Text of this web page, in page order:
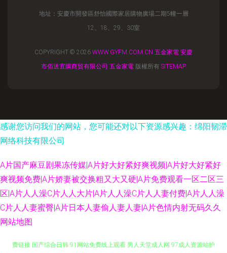
地址：安慶市開發區舒怡國際家居購物廣場二期5幢一層
12、18、29、30室
COPYRIGHT © 2026 WWW.GYFM.COM.CN 五金家電 安慶
市佰送宜購商貿有限公司 五金家電 版權所有 SITEMAP
感谢您访问我们的网站，您可能还对以下资源感兴趣：绵阳韧滞
网络科技有限公司
A片国产麻豆剧果冻传媒|A片好大好紧好爽视频|A片好大好紧好
爽视频免费|A片娇妻被交换粗又大又硬|A片免费观看一区二区三
区|A片人人澡C片人人大片|A片人人澡C片人人妻付费|A片人人澡
C片人人妻蜜臀|A片日本人妻偷人妻人妻|A片色情内射无码久久
网站地图